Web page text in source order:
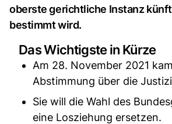
oberste gerichtliche Instanz
bestimmt wird.
Das Wichtigste in Kürze
Am 28. November 2021
Abstimmung über die
Sie will die Wahl des
eine Losziehung ersetzen.